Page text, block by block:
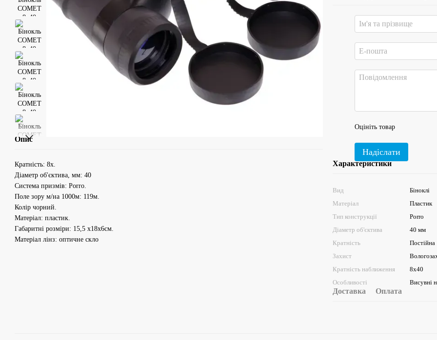
Опис
Кратність: 8х.
Діаметр об'єктива, мм: 40
Система призмів: Porro.
Поле зору м/на 1000м: 119м.
Колір чорний.
Матеріал: пластик.
Габаритні розміри: 15,5 x18x6см.
Матеріал лінз: оптичне скло
Оцініть товар
Надіслати
Характеристики
Вид
Біноклі
Матеріал
Пластик
Тип конструкції
Porro
Діаметр об'єктива
40 мм
Кратність
Постійна
Захист
Кратність наближення
8х40
Особливості
Висувні
Доставка Оплата